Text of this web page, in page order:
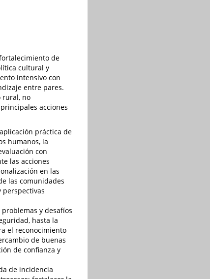
de
cultural y
intensivo con
entre pares.
rural, no
acciones
práctica de
humanos, la
con
las acciones
en las
las comunidades
perspectivas
y desafíos
hasta la
el reconocimiento
de buenas
de confianza y
de incidencia